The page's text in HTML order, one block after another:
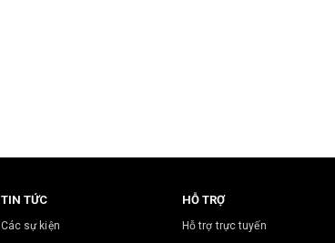
TIN TỨC
Các sự kiện
HỖ TRỢ
Hỗ trợ trực tuyến